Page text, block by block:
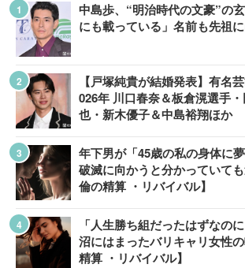
中島歩、“明治時代の文豪”の
にも載っている」名前も先祖
【戸塚純貴が結婚発表】有名
026年 川口春奈＆板倉滉選手
也・新木優子＆中島裕翔ほか
年下男が「45歳の私の身体に
破滅に向かうと分かっていて
倫の精算 ・リバイバル】
「人生勝ち組だったはずなの
沼にはまったバリキャリ女性
精算 ・リバイバル】